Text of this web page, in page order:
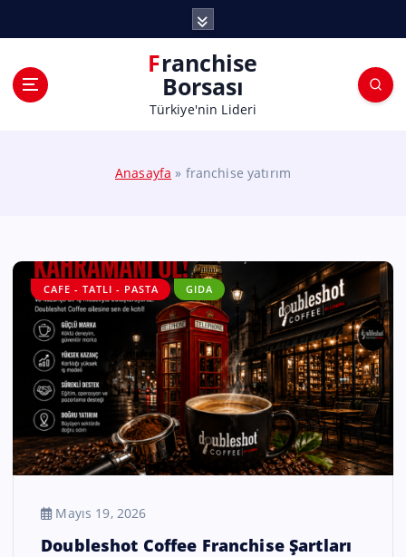
Franchise
Borsası
Türkiye'nin Lideri
Anasayfa » franchise yatırım
CAFE - TATLI - PASTA GIDA
Mayıs 19, 2026
Doubleshot Coffee Franchise Şartları